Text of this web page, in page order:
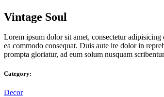
Vintage Soul
Lorem ipsum dolor sit amet, consectetur
ea commodo consequat. Duis aute ire dolor in
prompta gloriatur, ad eum solum nusquam
Category:
Decor